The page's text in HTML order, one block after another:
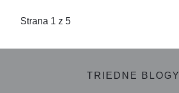
Strana 1 z 5
TRIEDNE BLOGY